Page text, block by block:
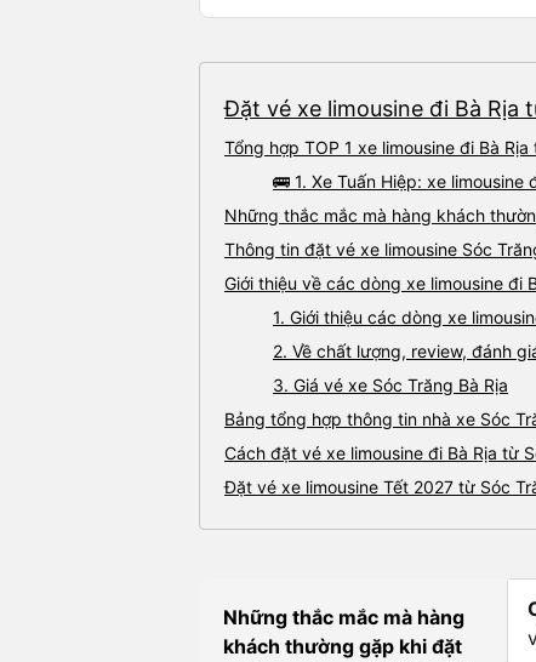
Đặt vé xe limousine đi Bà Rịa
Tổng hợp TOP 1 xe limousine đi Bà
🚌 1. Xe Tuấn Hiệp: xe
Những thắc mắc mà hàng khách
Thông tin đặt vé xe limousine Sóc
Giới thiệu về các dòng xe limousine đi
1. Giới thiệu các dòng xe
2. Về chất lượng, review, đánh
3. Giá vé xe Sóc Trăng Bà Rịa
Bảng tổng hợp thông tin nhà xe Sóc
Cách đặt vé xe limousine đi Bà Rịa từ
Đặt vé xe limousine Tết 2027 từ Sóc
Những thắc mắc mà hàng
khách thường gặp khi đặt